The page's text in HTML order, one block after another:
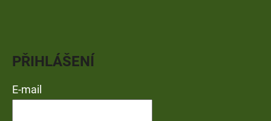
PŘIHLÁŠENÍ
E-mail